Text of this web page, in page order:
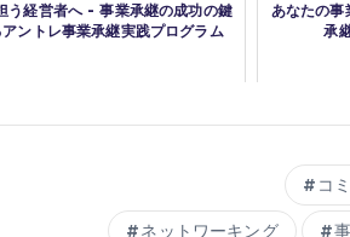
う経営者へ - 事業承継の成功の鍵
アントレ事業承継実践プログラム
あなたの
承
コ
ネットワーキング